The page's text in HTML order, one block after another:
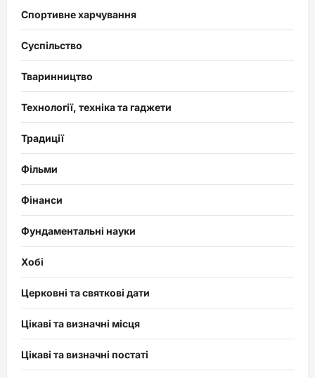
Спортивне харчування
Суспільство
Тваринництво
Технології, техніка та гаджети
Традиції
Фільми
Фінанси
Фундаментальні науки
Хобі
Церковні та святкові дати
Цікаві та визначні місця
Цікаві та визначні постаті